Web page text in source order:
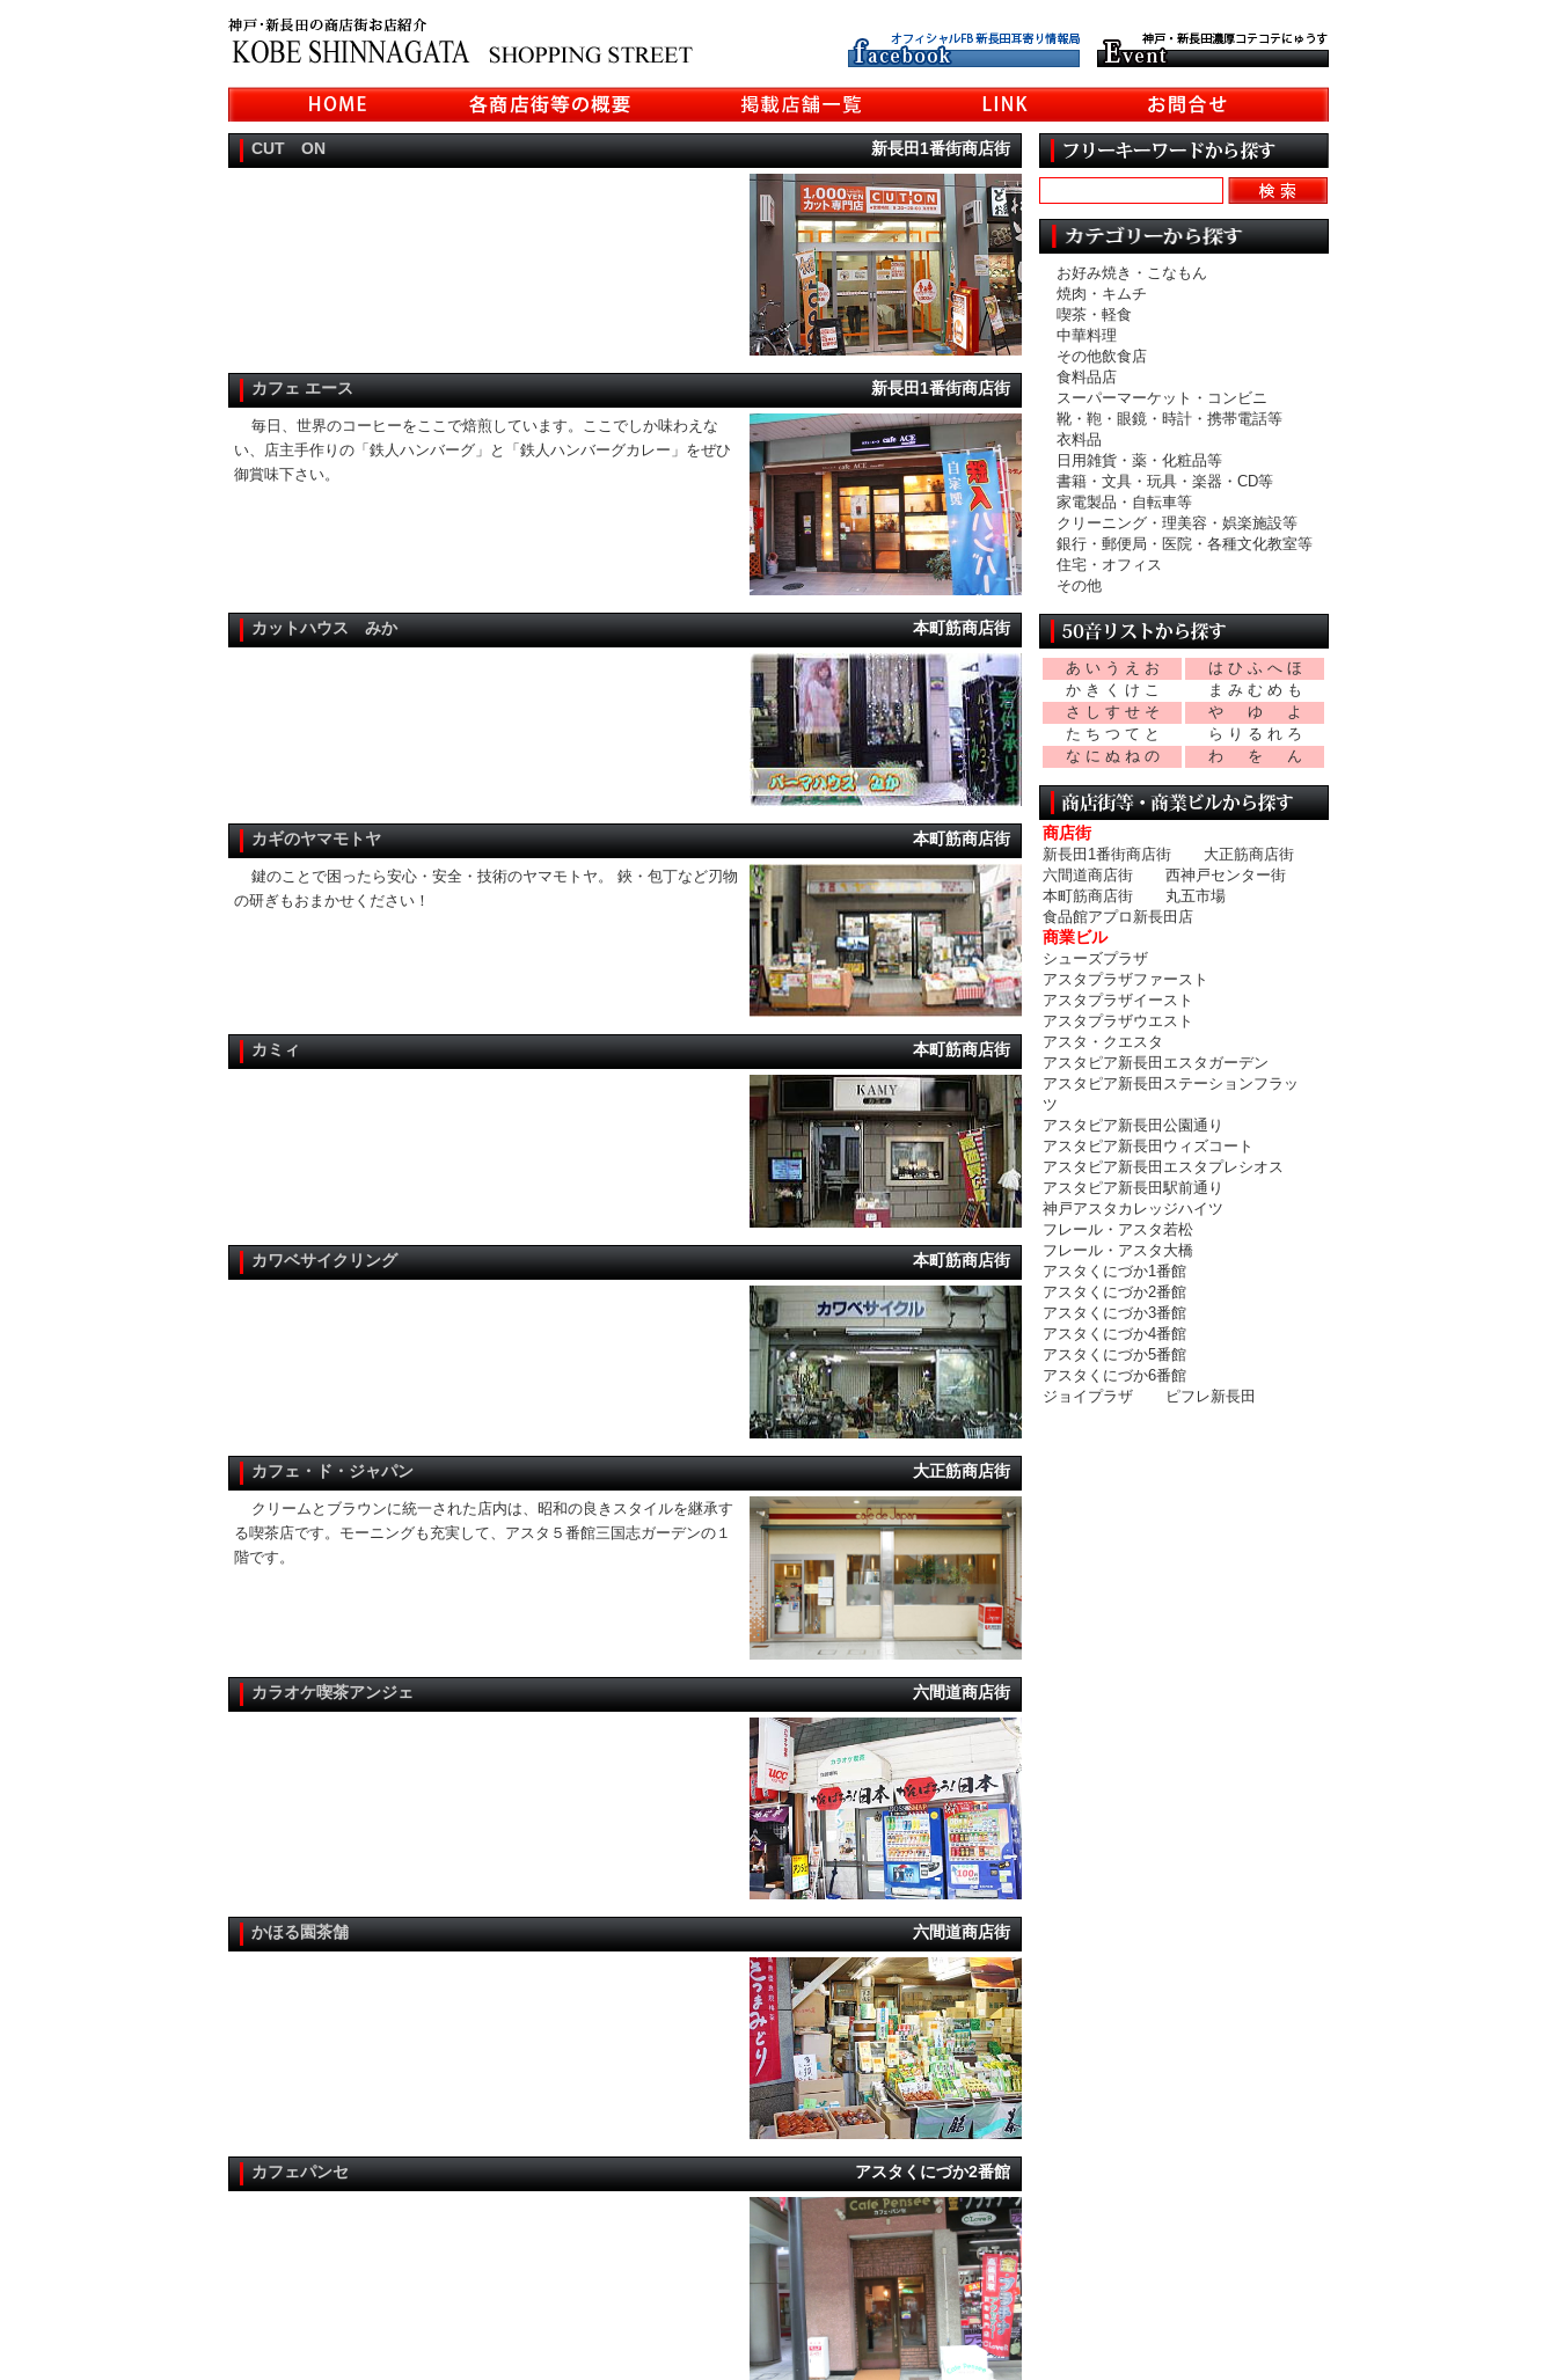
CUT ON 新長田1番街商店街
カフェ エース 新長田1番街商店街
毎日、世界のコーヒーをここで焙煎しています。ここでしか味わえな
い、店主手作りの「鉄人ハンバーグ」と「鉄人ハンバーグカレー」をぜひ
御賞味下さい。
カットハウス みか 本町筋商店街
カギのヤマモトヤ 本町筋商店街
鍵のことで困ったら安心・安全・技術のヤマモトヤ。 鋏・包丁など刃物
の研ぎもおまかせください！
カミィ 本町筋商店街
カワベサイクリング 本町筋商店街
カフェ・ド・ジャパン 大正筋商店街
クリームとブラウンに統一された店内は、昭和の良きスタイルを継承す
る喫茶店です。モーニングも充実して、アスタ５番館三国志ガーデンの１
階です。
カラオケ喫茶アンジェ 六間道商店街
かほる園茶舗 六間道商店街
カフェパンセ アスタくにづか2番館
お好み焼き・こなもん
焼肉・キムチ
喫茶・軽食
中華料理
その他飲食店
食料品店
スーパーマーケット・コンビニ
靴・鞄・眼鏡・時計・携帯電話等
衣料品
日用雑貨・薬・化粧品等
書籍・文具・玩具・楽器・CD等
家電製品・自転車等
クリーニング・理美容・娯楽施設等
銀行・郵便局・医院・各種文化教室等
住宅・オフィス
その他
あ い う え お は ひ ふ へ ほ
か き く け こ ま み む め も
さ し す せ そ や ゆ
よ
た ち つ て と ら り る れ ろ
な に ぬ ね の わ を ん
商店街
新長田1番街商店街
大正筋商店街
六間道商店街
西神戸センター街
本町筋商店街
丸五市場
食品館アプロ新長田店
商業ビル
シューズプラザ
アスタプラザファースト
アスタプラザイースト
アスタプラザウエスト
アスタ・クエスタ
アスタピア新長田エスタガーデン
アスタピア新長田ステーションフラッ
ツ
アスタピア新長田公園通り
アスタピア新長田ウィズコート
アスタピア新長田エスタプレシオス
アスタピア新長田駅前通り
神戸アスタカレッジハイツ
フレール・アスタ若松
フレール・アスタ大橋
アスタくにづか1番館
アスタくにづか2番館
アスタくにづか3番館
アスタくにづか4番館
アスタくにづか5番館
アスタくにづか6番館
ジョイプラザ
ピフレ新長田